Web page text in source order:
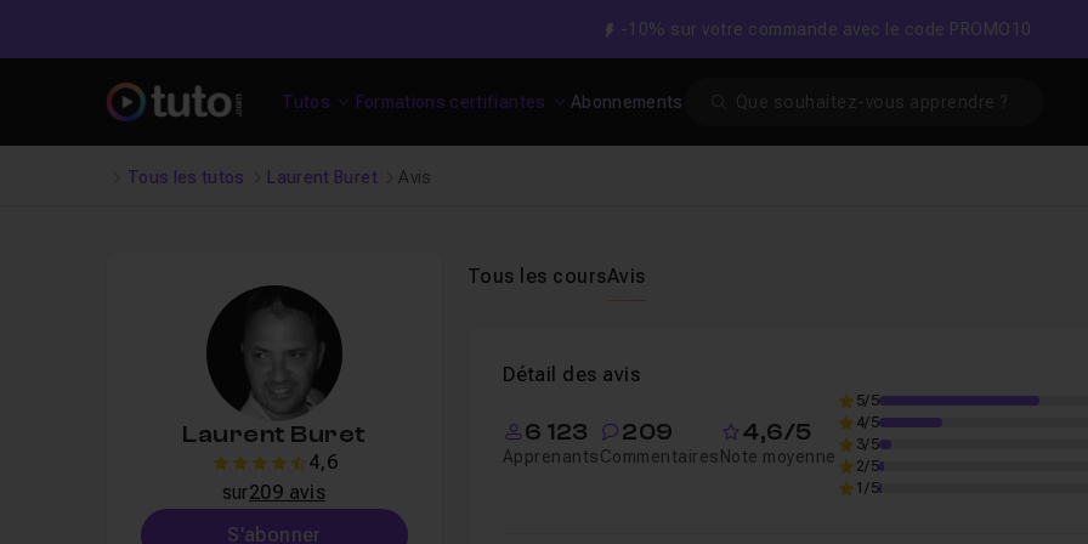
-10% sur votre commande avec le code PROMO10
Tutos Formations certifiantes Abonnements
Tous les tutos Laurent Buret Avis
Laurent Buret
4.6
4,6
sur209 avis
S'abonner
Tous les coursAvis
Détail des avis
6 123
Apprenants
209
Commentaires
4,6/5
Note moyenne
5/5
4/5
3/5
2/5
1/5